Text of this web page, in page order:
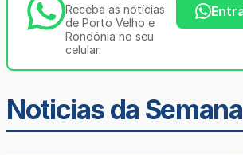
Receba as notícias
de Porto Velho e
Rondônia no seu
celular.
Noticias da Semana